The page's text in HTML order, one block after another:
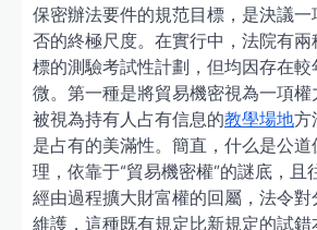
保密辦法要件的規范目標，是決議
否的終極尺度。在實行中，法院有兩
標的測驗考試性計劃，但均因存在
微。第一種是將貿易機密視為一項
被視為持有人占有信息的教學場地方
是占有的美滿性。簡直，什么是公
理，依靠于“貿易機密權”的謎底，且
經由過程擴大財富權的回屬，法令
維護，這種既有規定比新規定的試